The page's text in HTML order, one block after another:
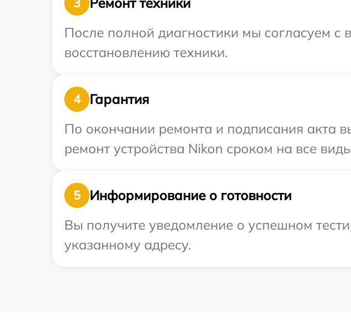
После полной диагностики мы согласуем с
восстановлению техники.
4
Гарантия
По окончании ремонта и подписания акта
ремонт устройства Nikon сроком на все
5
Информирование о готовности
Вы получите уведомление о успешном
указанному адресу.